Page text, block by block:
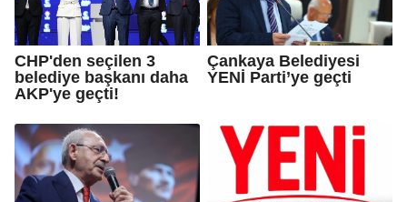
CHP'den seçilen 3
belediye başkanı daha
AKP'ye geçti!
Çankaya Belediyesi
YENİ Parti’ye geçti